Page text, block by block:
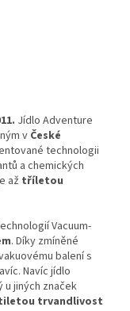
Jídlo Adventure
vČeské
technologii
a chemických
až tříletou
Vacuum-
. Díky zmíněné
balení s
Navíc jídlo
jiných značek
trvandlivost